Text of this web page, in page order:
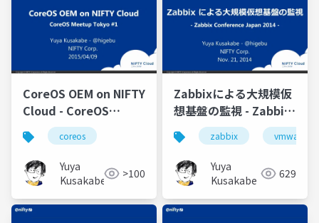
CoreOS OEM on NIFTY
Cloud - CoreOS
Meetup Tokyo #1
coreos
Yuya
Kusakabe
>100
Zabbixによる大規模仮
想基盤の監視 - Zabbix
Conference Japan
2014
zabbix vmware
Yuya
Kusakabe
629